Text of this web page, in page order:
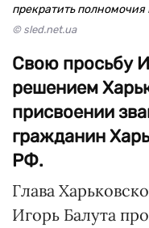
прекратить полномочия
© sled.net.ua
Свою просьбу
решением
присвоении
гражданин
РФ.
Глава
Игорь Балута